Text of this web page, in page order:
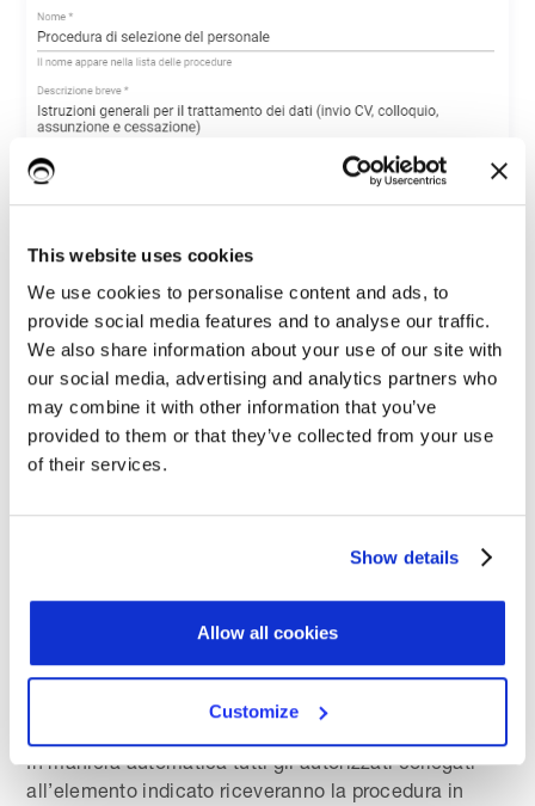
This website uses cookies
We use cookies to personalise content and ads, to
provide social media features and to analyse our traffic.
We also share information about your use of our site with
our social media, advertising and analytics partners who
may combine it with other information that you’ve
provided to them or that they’ve collected from your use
of their services.
Show details
Allow all cookies
Customize
collegare una procedura ad un
In maniera automatica tutti gli autorizzati collegati
all’elemento indicato riceveranno la procedura in